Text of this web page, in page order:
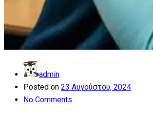
admin
Posted on 23 Αυγούστου, 2024
No Comments